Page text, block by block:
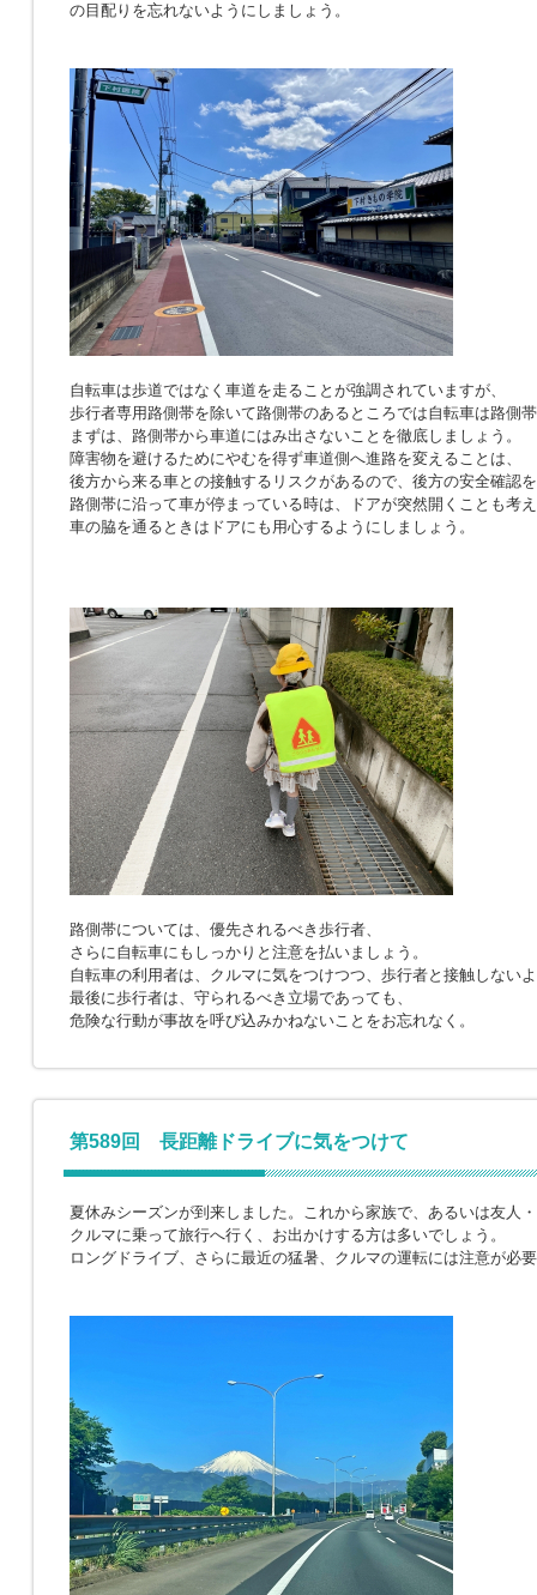
の目配りを忘れないようにしましょう。
自転車は歩道ではなく車道を走ることが強調されていますが、
歩行者専用路側帯を除いて路側帯のあるところでは自転車は路側
まずは、路側帯から車道にはみ出さないことを徹底しましょう。
障害物を避けるためにやむを得ず車道側へ進路を変えることは、
後方から来る車との接触するリスクがあるので、後方の安全確認
路側帯に沿って車が停まっている時は、ドアが突然開くことも考
車の脇を通るときはドアにも用心するようにしましょう。
路側帯については、優先されるべき歩行者、
さらに自転車にもしっかりと注意を払いましょう。
自転車の利用者は、クルマに気をつけつつ、歩行者と接触しない
最後に歩行者は、守られるべき立場であっても、
危険な行動が事故を呼び込みかねないことをお忘れなく。
第589回 長距離ドライブに気をつけて
夏休みシーズンが到来しました。これから家族で、あるいは友人
クルマに乗って旅行へ行く、お出かけする方は多いでしょう。
ロングドライブ、さらに最近の猛暑、クルマの運転には注意が必